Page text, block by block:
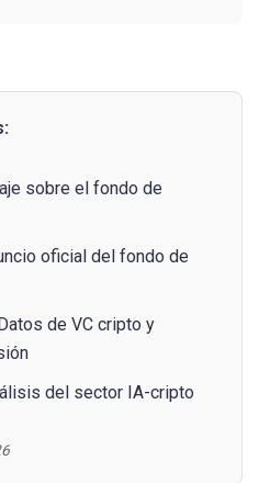
sobre el fondo de
oficial del fondo de
de VC cripto y
del sector IA-cripto